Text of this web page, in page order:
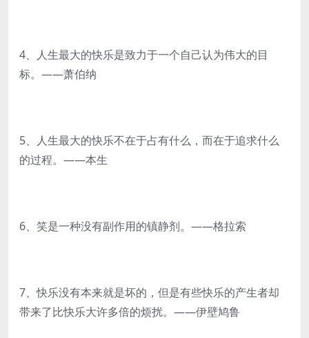
4、人生最大的快乐是致力于一个自己认为伟大的目
标。——萧伯纳
5、人生最大的快乐不在于占有什么，而在于追求什么
的过程。——本生
6、笑是一种没有副作用的镇静剂。——格拉索
7、快乐没有本来就是坏的，但是有些快乐的产生者却
带来了比快乐大许多倍的烦扰。——伊壁鸠鲁